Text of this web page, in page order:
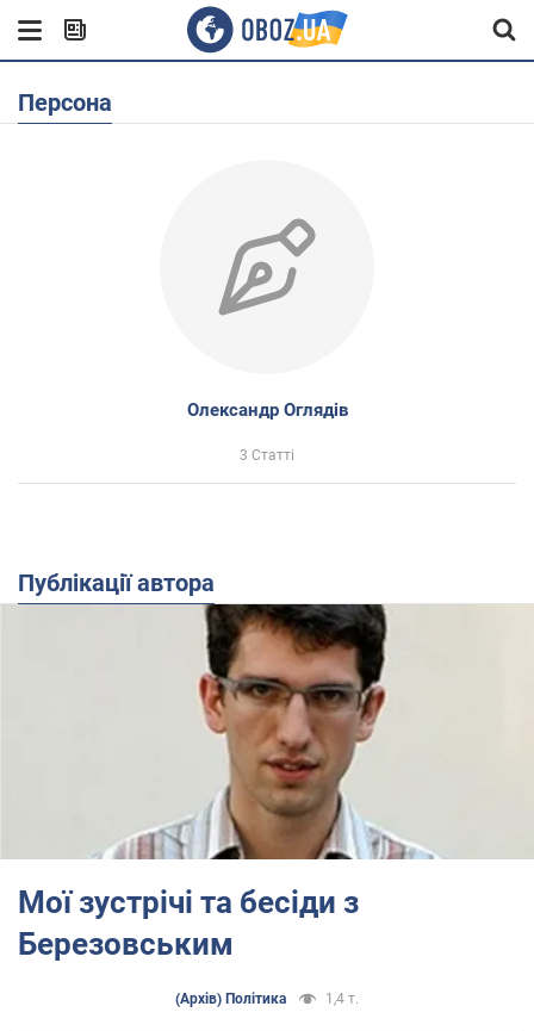
Персона
Олександр Оглядів
3 Статті
Публікації автора
Мої зустрічі та бесіди з
Березовським
(Архів) Політика 1,4 т.